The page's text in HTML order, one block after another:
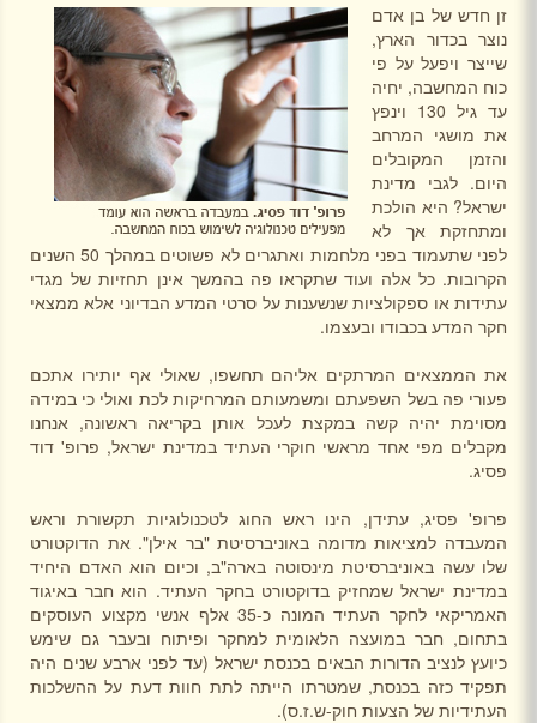
זן חדש של בן אדם
נוצר בכדור הארץ,
שייצר ויפעל על פי
כוח המחשבה, יחיה
עד גיל 130 וינפץ
את מושגי המרחב
והזמן המקובלים
היום. לגבי מדינת
ישראל? היא הולכת
ומתחזקת אך לא
לפני שתעמוד בפני מלחמות ואתגרים לא פשוטים במהלך 50 השנים
הקרובות. כל אלה ועוד שתקראו פה בהמשך אינן תחזיות של מגדי
עתידות או ספקולציות שנשענות על סרטי המדע הבדיוני אלא ממצאי
חקר המדע בכבודו ובעצמו.
את הממצאים המרתקים אליהם תחשפו, שאולי אף יותירו אתכם
פעורי פה בשל השפעתם ומשמעותם המרחיקות לכת ואולי כי במידה
מסוימת יהיה קשה במקצת לעכל אותן בקריאה ראשונה, אנחנו
מקבלים מפי אחד מראשי חוקרי העתיד במדינת ישראל, פרופ' דוד
פסיג.
פרופ' פסיג, עתידן, הינו ראש החוג לטכנולוגיות תקשורת וראש
המעבדה למציאות מדומה באוניברסיטת "בר אילן". את הדוקטורט
שלו עשה באוניברסיטת מינסוטה בארה"ב, וכיום הוא האדם היחיד
במדינת ישראל שמחזיק בדוקטורט בחקר העתיד. הוא חבר באיגוד
האמריקאי לחקר העתיד המונה כ-35 אלף אנשי מקצוע העוסקים
בתחום, חבר במועצה הלאומית למחקר ופיתוח ובעבר גם שימש
כיועץ לנציב הדורות הבאים בכנסת ישראל (עד לפני ארבע שנים היה
תפקיד כזה בכנסת, שמטרתו הייתה לתת חוות דעת על ההשלכות
העתידיות של הצעות חוק-ש.ז.ס).